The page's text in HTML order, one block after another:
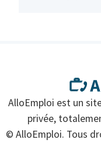
AlloEmploi est un
privée,
© AlloEmploi. Tous